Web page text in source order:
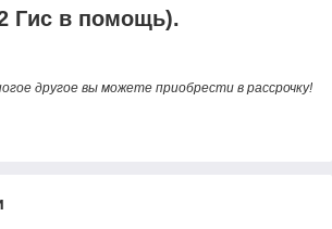
Гис в помощь).
другое вы можете приобрести в рассрочку!